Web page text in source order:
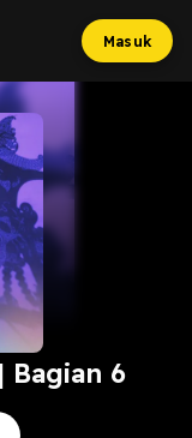
Masuk
Bagian 6